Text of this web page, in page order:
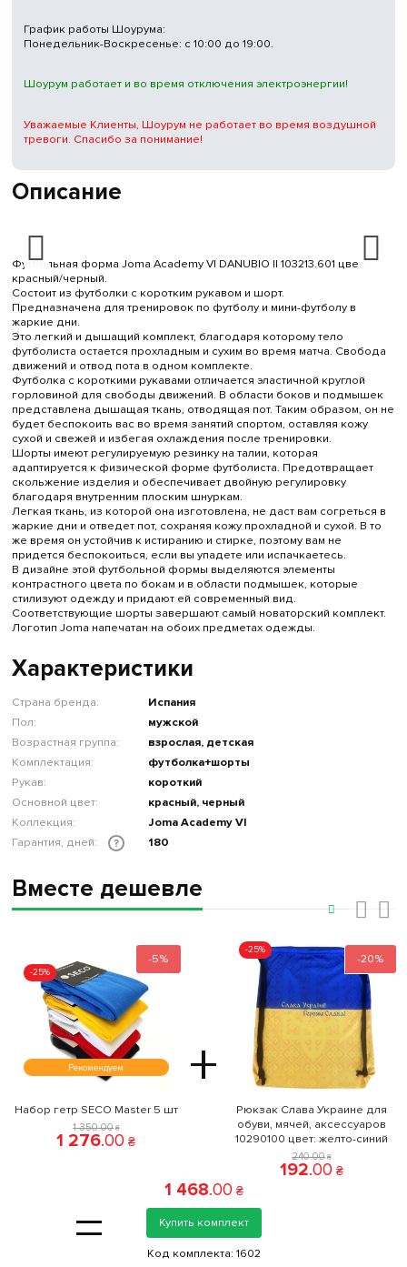
Описание
Футбольная форма Joma Academy VI DANUBIO II 103213.601 цвет:
красный/черный.
Состоит из футболки с коротким рукавом и шорт.
Предназначена для тренировок по футболу и мини-футболу в
жаркие дни.
Это легкий и дышащий комплект, благодаря которому тело
футболиста остается прохладным и сухим во время матча. Свобода
движений и отвод пота в одном комплекте.
Футболка с короткими рукавами отличается эластичной круглой
горловиной для свободы движений. В области боков и подмышек
представлена ​​дышащая ткань, отводящая пот. Таким образом, он не
будет беспокоить вас во время занятий спортом, оставляя кожу
сухой и свежей и избегая охлаждения после тренировки.
Шорты имеют регулируемую резинку на талии, которая
адаптируется к физической форме футболиста. Предотвращает
скольжение изделия и обеспечивает двойную регулировку
благодаря внутренним плоским шнуркам.
Легкая ткань, из которой она изготовлена, не даст вам согреться в
жаркие дни и отведет пот, сохраняя кожу прохладной и сухой. В то
же время он устойчив к истиранию и стирке, поэтому вам не
придется беспокоиться, если вы упадете или испачкаетесь.
В дизайне этой футбольной формы выделяются элементы
контрастного цвета по бокам и в области подмышек, которые
стилизуют одежду и придают ей современный вид.
Соответствующие шорты завершают самый новаторский комплект.
Логотип Joma напечатан на обоих предметах одежды.
Характеристики
Страна бренда:
Испания
Пол:
мужской
Возрастная группа:
взрослая, детская
Комплектация:
футболка+шорты
Рукав:
короткий
Основной цвет:
красный, черный
Коллекция:
Joma Academy VI
Гарантия, дней:
? 180
График работы Шоурума:
Понедельник-Воскресенье: с 10:00 до 19:00.
Шоурум работает и во время отключения электроэнергии!
Уважаемые Клиенты, Шоурум не работает во время воздушной
тревоги. Спасибо за понимание!
Вместе дешевле
-5%
Рекомендуем
-25%
+
Набор гетр SECO Master 5 шт
1 350.00 ₴
1 276.00 ₴
-20%
-25%
Рюкзак Слава Украине для
обуви, мячей, аксессуаров
10290100 цвет: желто-синий
240.00 ₴
192.00 ₴
=
1 468.00 ₴
Купить комплект
Код комплекта: 1602